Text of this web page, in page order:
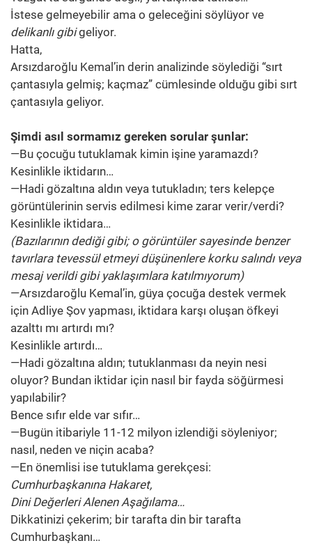
İstese gelmeyebilir ama o geleceğini söylüyor ve
delikanlı gibigeliyor.
Hatta,
Arsızdaroğlu Kemal’in derin analizinde söylediği “sırt
çantasıyla gelmiş; kaçmaz” cümlesinde olduğu gibi sırt
çantasıyla geliyor.
Şimdi asıl sormamız gereken sorular şunlar:
—Bu çocuğu tutuklamak kimin işine yaramazdı?
Kesinlikle iktidarın…
—Hadi gözaltına aldın veya tutukladın; ters kelepçe
görüntülerinin servis edilmesi kime zarar verir/verdi?
Kesinlikle iktidara…
(Bazılarının dediği gibi; o görüntüler sayesinde benzer
tavırlara tevessül etmeyi düşünenlere korku salındı veya
mesaj verildi gibi yaklaşımlara katılmıyorum)
—Arsızdaroğlu Kemal’in, güya çocuğa destek vermek
için Adliye Şov yapması, iktidara karşı oluşan öfkeyi
azalttı mı artırdı mı?
Kesinlikle artırdı…
—Hadi gözaltına aldın; tutuklanması da neyin nesi
oluyor? Bundan iktidar için nasıl bir fayda söğürmesi
yapılabilir?
Bence sıfır elde var sıfır…
—Bugün itibariyle 11-12 milyon izlendiği söyleniyor;
nasıl, neden ve niçin acaba?
—En önemlisi ise tutuklama gerekçesi:
Cumhurbaşkanına Hakaret,
Dini Değerleri Alenen Aşağılama…
Dikkatinizi çekerim; bir tarafta din bir tarafta
Cumhurbaşkanı…